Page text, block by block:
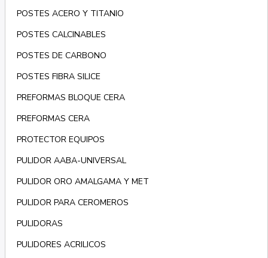
POSTES ACERO Y TITANIO
POSTES CALCINABLES
POSTES DE CARBONO
POSTES FIBRA SILICE
PREFORMAS BLOQUE CERA
PREFORMAS CERA
PROTECTOR EQUIPOS
PULIDOR AABA-UNIVERSAL
PULIDOR ORO AMALGAMA Y MET
PULIDOR PARA CEROMEROS
PULIDORAS
PULIDORES ACRILICOS